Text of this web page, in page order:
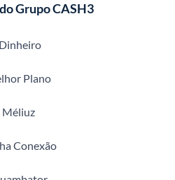
Grupo CASH3
Plano
Méliuz
Conexão